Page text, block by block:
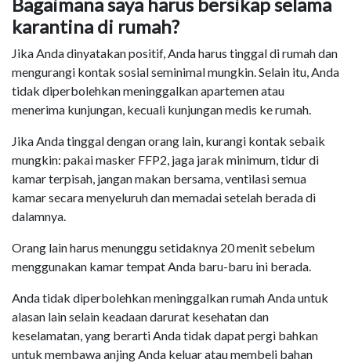
karantina di rumah?
Jika Anda dinyatakan positif, Anda harus tinggal di rumah dan
mengurangi kontak sosial seminimal mungkin. Selain itu, Anda
tidak diperbolehkan meninggalkan apartemen atau
menerima kunjungan, kecuali kunjungan medis ke rumah.
Jika Anda tinggal dengan orang lain, kurangi kontak sebaik
mungkin: pakai masker FFP2, jaga jarak minimum, tidur di
kamar terpisah, jangan makan bersama, ventilasi semua
kamar secara menyeluruh dan memadai setelah berada di
dalamnya.
Orang lain harus menunggu setidaknya 20 menit sebelum
menggunakan kamar tempat Anda baru-baru ini berada.
Anda tidak diperbolehkan meninggalkan rumah Anda untuk
alasan lain selain keadaan darurat kesehatan dan
keselamatan, yang berarti Anda tidak dapat pergi bahkan
untuk membawa anjing Anda keluar atau membeli bahan